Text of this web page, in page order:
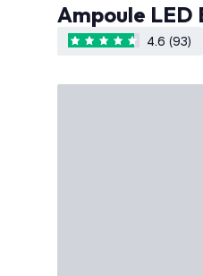
Ampoule
4.6 étoiles de notation
4.6 (93)